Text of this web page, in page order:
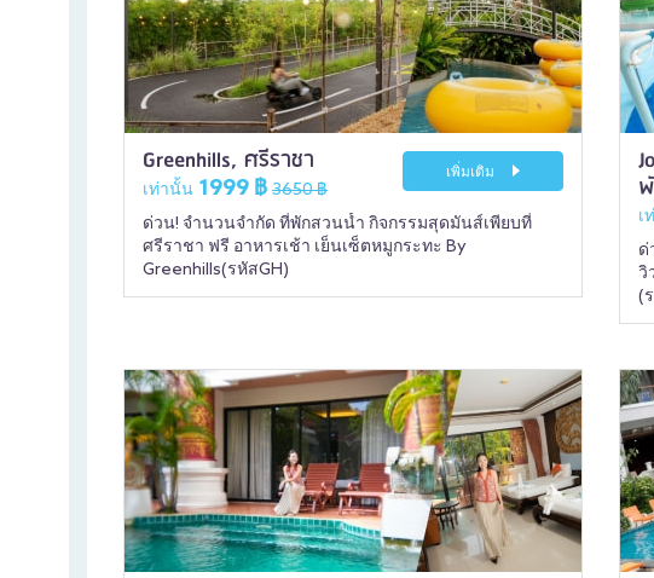
Greenhills, ศรีราชา
เท่านั้น 1999 ฿ 3650 ฿
เพิ่มเติม
ด่วน! จำนวนจำกัด ที่พักสวนน้ำ กิจกรรมสุดมันส์เพียบที่
ศรีราชา ฟรี อาหารเช้า เย็นเซ็ตหมูกระทะ By
Greenhills(รหัสGH)
เ
ด่
วิ
(